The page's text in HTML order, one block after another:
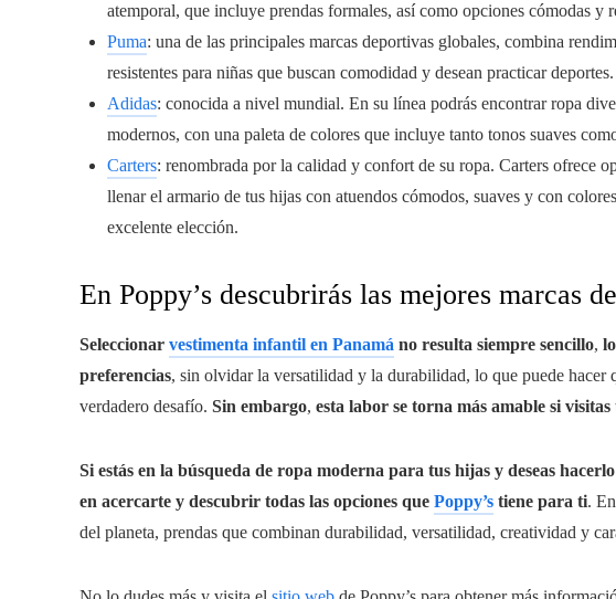
atemporal, que incluye prendas formales, así como opciones cómodas y
Puma: una de las principales marcas deportivas globales, combina
resistentes para niñas que buscan comodidad y desean practicar deportes.
Adidas: conocida a nivel mundial. En su línea podrás encontrar ropa
modernos, con una paleta de colores que incluye tanto tonos suaves
Carters: renombrada por la calidad y confort de su ropa. Carters ofrece
llenar el armario de tus hijas con atuendos cómodos, suaves y con
excelente elección.
En Poppy’s descubrirás las mejores marcas
Seleccionar vestimenta infantil en Panamá no resulta siempre sencillo,
preferencias, sin olvidar la versatilidad y la durabilidad, lo que puede hacer
verdadero desafío. Sin embargo, esta labor se torna más amable si visitas
Si estás en la búsqueda de ropa moderna para tus hijas y deseas
en acercarte y descubrir todas las opciones que Poppy’s tiene para ti.
del planeta, prendas que combinan durabilidad, versatilidad, creatividad y